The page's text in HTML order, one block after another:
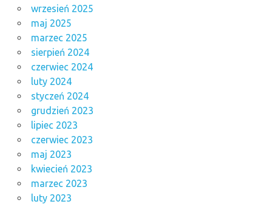
wrzesień 2025
maj 2025
marzec 2025
sierpień 2024
czerwiec 2024
luty 2024
styczeń 2024
grudzień 2023
lipiec 2023
czerwiec 2023
maj 2023
kwiecień 2023
marzec 2023
luty 2023